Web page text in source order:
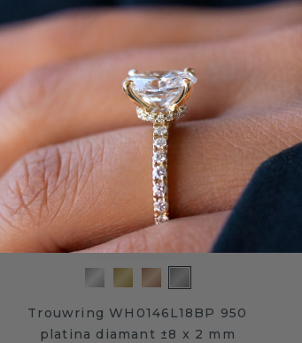
Trouwring WH0146L18BP 950
platina diamant ±8 x 2 mm